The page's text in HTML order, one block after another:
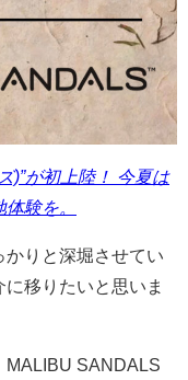
)”が初上陸！ 今夏は
験を。
りと深堀させてい
移りたいと思いま
MALIBU SANDALS